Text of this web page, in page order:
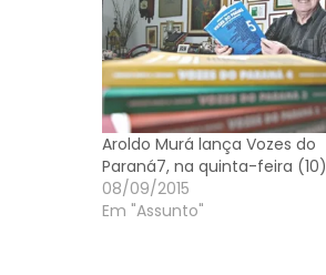
Aroldo Murá lança Vozes do
Paraná7, na quinta-feira (10)
08/09/2015
Em "Assunto"